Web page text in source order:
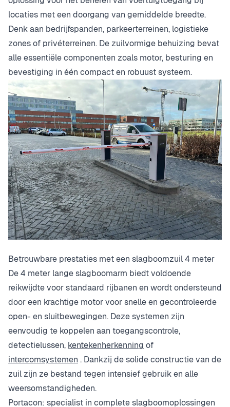
locaties met een doorgang van gemiddelde breedte.
Denk aan bedrijfspanden, parkeerterreinen, logistieke
zones of privéterreinen. De zuilvormige behuizing bevat
alle essentiële componenten zoals motor, besturing en
bevestiging in één compact en robuust systeem.
Betrouwbare prestaties met een slagboomzuil 4 meter
De 4 meter lange slagboomarm biedt voldoende
reikwijdte voor standaard rijbanen en wordt ondersteund
door een krachtige motor voor snelle en gecontroleerde
open- en sluitbewegingen. Deze systemen zijn
eenvoudig te koppelen aan toegangscontrole,
detectielussen, kentekenherkenning of
intercomsystemen . Dankzij de solide constructie van de
zuil zijn ze bestand tegen intensief gebruik en alle
weersomstandigheden.
Portacon: specialist in complete slagboomoplossingen